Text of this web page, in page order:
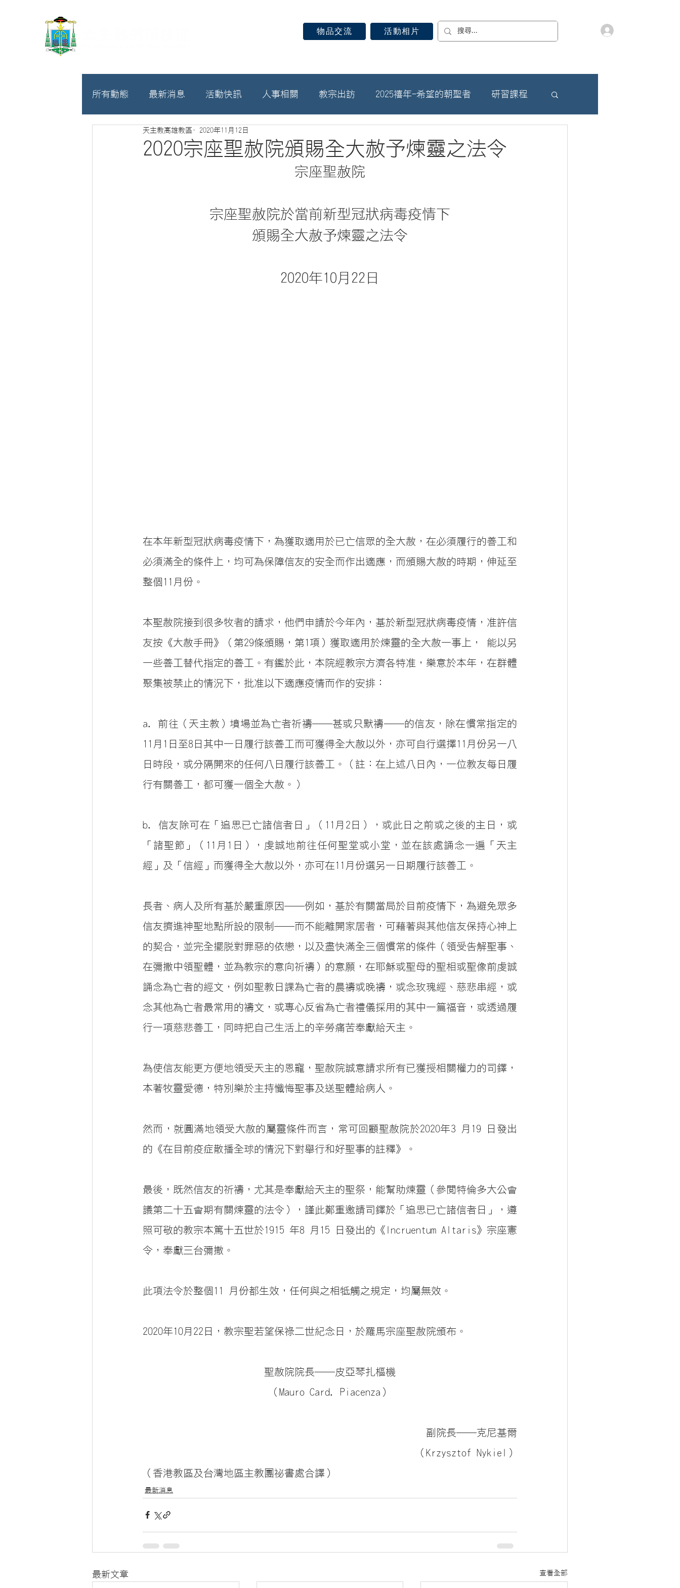
物品交流 活動相片
所有動態 最新消息 活動快訊 人事相關 教宗出訪 2025禧年-希望的朝聖者 研習課程
募款相關
2020宗座聖赦院頒賜全大赦予煉靈之法令
天主教高雄教區 2020年11月12日
宗座聖赦院
宗座聖赦院於當前新型冠狀病毒疫情下
頒賜全大赦予煉靈之法令
2020年10月22日
在本年新型冠狀病毒疫情下，為獲取適用於已亡信眾的全大赦，在必須履行的善工和
必須滿全的條件上，均可為保障信友的安全而作出適應，而頒賜大赦的時期，伸延至
整個11月份。
本聖赦院接到很多牧者的請求，他們申請於今年內，基於新型冠狀病毒疫情，准許信
友按《大赦手冊》（第29條頒賜，第1項）獲取適用於煉靈的全大赦一事上， 能以另
一些善工替代指定的善工。有鑑於此，本院經教宗方濟各特准，樂意於本年，在群體
聚集被禁止的情況下，批准以下適應疫情而作的安排：
a. 前往（天主教）墳場並為亡者祈禱──甚或只默禱──的信友，除在慣常指定的
11月1日至8日其中一日履行該善工而可獲得全大赦以外，亦可自行選擇11月份另一八
日時段，或分隔開來的任何八日履行該善工。（註：在上述八日內，一位教友每日履
行有關善工，都可獲一個全大赦。）
b. 信友除可在「追思已亡諸信者日」（11月2日），或此日之前或之後的主日，或
「諸聖節」（11月1日），虔誠地前往任何聖堂或小堂，並在該處誦念一遍「天主
經」及「信經」而獲得全大赦以外，亦可在11月份選另一日期履行該善工。
長者、病人及所有基於嚴重原因──例如，基於有關當局於目前疫情下，為避免眾多
信友擠進神聖地點所設的限制──而不能離開家居者，可藉著與其他信友保持心神上
的契合，並完全擺脫對罪惡的依戀，以及盡快滿全三個慣常的條件（領受告解聖事、
在彌撒中領聖體，並為教宗的意向祈禱）的意願，在耶穌或聖母的聖相或聖像前虔誠
誦念為亡者的經文，例如聖教日課為亡者的晨禱或晚禱，或念玫瑰經、慈悲串經，或
念其他為亡者最常用的禱文，或專心反省為亡者禮儀採用的其中一篇福音，或透過履
行一項慈悲善工，同時把自己生活上的辛勞痛苦奉獻給天主。
為使信友能更方便地領受天主的恩寵，聖赦院誠意請求所有已獲授相關權力的司鐸，
本著牧靈愛德，特別樂於主持懺悔聖事及送聖體給病人。
然而，就圓滿地領受大赦的屬靈條件而言，常可回顧聖赦院於2020年3 月19 日發出
的《在目前疫症散播全球的情況下對舉行和好聖事的註釋》。
最後，既然信友的祈禱，尤其是奉獻給天主的聖祭，能幫助煉靈（參閱特倫多大公會
議第二十五會期有關煉靈的法令），謹此鄭重邀請司鐸於「追思已亡諸信者日」，遵
照可敬的教宗本篤十五世於1915 年8 月15 日發出的《Incruentum Altaris》宗座憲
令，奉獻三台彌撒。
此項法令於整個11 月份都生效，任何與之相牴觸之規定，均屬無效。
2020年10月22日，教宗聖若望保祿二世紀念日，於羅馬宗座聖赦院頒布。
聖赦院院長──皮亞琴扎樞機
（Mauro Card. Piacenza）
副院長──克尼基爾
（Krzysztof Nykiel）
（香港教區及台灣地區主教團祕書處合譯）
最新消息
最新文章 查看全部